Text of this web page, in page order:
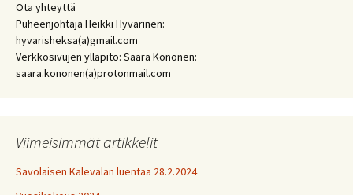
Ota yhteyttä
Puheenjohtaja Heikki Hyvärinen:
hyvarisheksa(a)gmail.com
Verkkosivujen ylläpito: Saara Kononen:
saara.kononen(a)protonmail.com
Viimeisimmät artikkelit
Savolaisen Kalevalan luentaa 28.2.2024